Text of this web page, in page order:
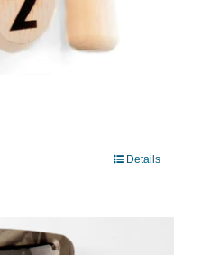
Details